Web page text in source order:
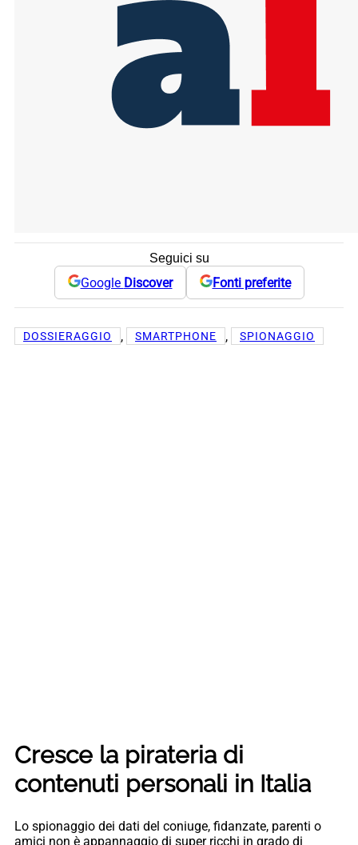
Seguici su
Google Discover Fonti preferite
DOSSIERAGGIO , SMARTPHONE , SPIONAGGIO
Cresce la pirateria di
contenuti personali in Italia
Lo spionaggio dei dati del coniuge, fidanzate, parenti o
amici non è appannaggio di super ricchi in grado di